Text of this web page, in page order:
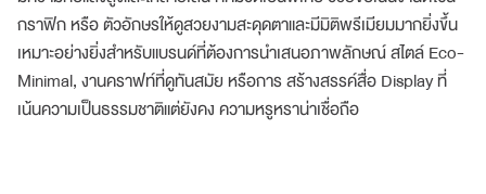
กราฟิก หรือ ตัวอักษรให้ดูสวยงามสะดุดตาและมีมิติพรีเมียมมากยิ่งขึ้น
เหมาะอย่างยิ่งสำหรับแบรนด์ที่ต้องการนำเสนอภาพลักษณ์ สไตล์ Eco-
Minimal, งานคราฟท์ที่ดูทันสมัย หรือการ สร้างสรรค์สื่อ Display ที่
เน้นความเป็นธรรมชาติแต่ยังคง ความหรูหราน่าเชื่อถือ